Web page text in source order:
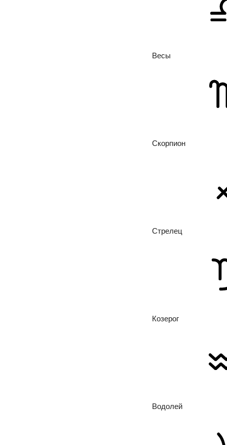
Весы
Скорпион
Стрелец
Козерог
Водолей